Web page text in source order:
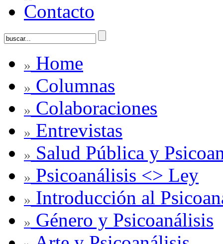
Contacto
» Home
» Columnas
» Colaboraciones
» Entrevistas
» Salud Pública y
» Psicoanálisis <> Ley
» Introducción al
» Género y Psicoanálisis